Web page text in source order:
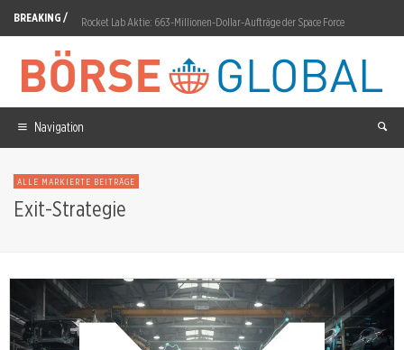
BREAKING / Rocket Lab Aktie: 663-Millionen-Dollar-Aufträge der Space Force
Valneva Aktie: VLA15 zeigt 73,2–74,8% Wirksamkeit
Nel ASA Aktie: CEO Volldal tritt zurück
Silber Preis: 8,97 Prozent Plus auf Wochensicht
Pharma-Aktien: Warum gute Zahlen nicht immer reichen
SynBiotic Aktie: SOLIDMIND und Lean Labs insolvent
Navigation
ALLE MARKIERTE BEITRÄGE
Exit-Strategie